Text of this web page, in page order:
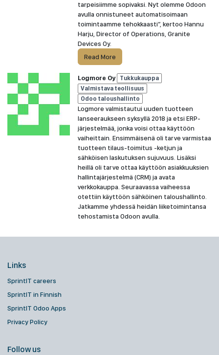
tarpeisiimme sopivaksi. Nyt olemme Odoon
avulla onnistuneet automatisoimaan
toimintaamme tehokkaasti”, kertoo Hannu
Harju, Director of Operations, Granite
Devices Oy.
Read More
Logmore Oy
Tukkukauppa
Valmistava teollisuus
Odoo taloushallinto
Logmore valmistautui uuden tuotteen
lanseeraukseen syksyllä 2018 ja etsi ERP-
järjestelmää, jonka voisi ottaa käyttöön
vaiheittain. Ensimmäisenä oli tarve varmistaa
tuotteen tilaus-toimitus -ketjun ja
sähköisen laskutuksen sujuvuus. Lisäksi
heillä oli tarve ottaa käyttöön asiakkuuksien
hallintajärjestelmä (CRM) ja avata
verkkokauppa. Seuraavassa vaiheessa
otettiin käyttöön sähköinen taloushallinto.
Jatkamme yhdessä heidän liiketoimintansa
tehostamista Odoon avulla.
Links
SprintIT careers
SprintIT in Finnish
SprintIT Odoo Apps
Privacy Policy
Follow us